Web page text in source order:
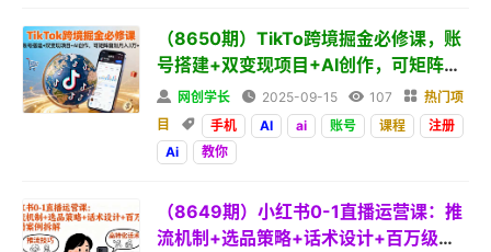
（8650期）TikTo跨境掘金必修课，账
号搭建+双变现项目+AI创作，可矩阵复
制
 网创学长  2025-09-15  107  热门项
目
 手机 AI ai 账号 课程
注册
Ai
教你
（8649期）小红书0-1直播运营课：推
流机制+选品策略+话术设计+百万级直